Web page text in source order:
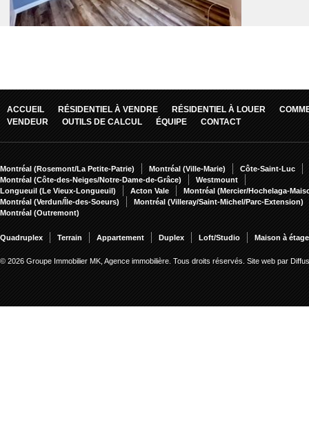
ACCUEIL RÉSIDENTIEL À VENDRE RÉSIDENTIEL À LOUER
VENDEUR
OUTILS DE CALCUL ÉQUIPE CONTACT
Montréal (Rosemont/La Petite-Patrie) Montréal (Ville-Marie)
Côte-Saint-Luc
Montréal (Côte-des-Neiges/Notre-Dame-de-Grâce)
Westmount
Longueuil (Le Vieux-Longueuil)
Acton Vale
Montréal (Mercier/Hochelaga-
Montréal (Verdun/Île-des-Soeurs)
Montréal (Villeray/Saint-Michel/Parc-Extension)
Montréal (Outremont)
Quadruplex Terrain Appartement Duplex Loft/Studio Maison à
© 2026 Groupe Immobilier MK, Agence immobilière. Tous droits réservés. Site web par